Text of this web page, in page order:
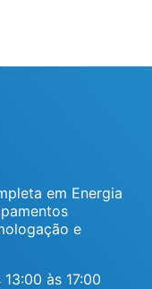
em Energia
e
às 17:00